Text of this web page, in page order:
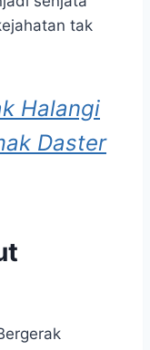
tak
Halangi
Daster